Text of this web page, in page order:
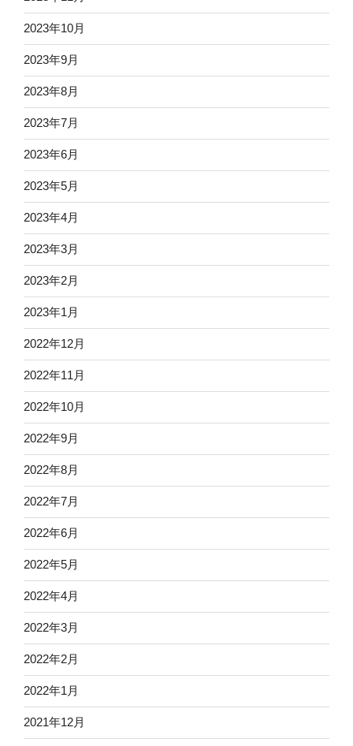
2023年10月
2023年9月
2023年8月
2023年7月
2023年6月
2023年5月
2023年4月
2023年3月
2023年2月
2023年1月
2022年12月
2022年11月
2022年10月
2022年9月
2022年8月
2022年7月
2022年6月
2022年5月
2022年4月
2022年3月
2022年2月
2022年1月
2021年12月